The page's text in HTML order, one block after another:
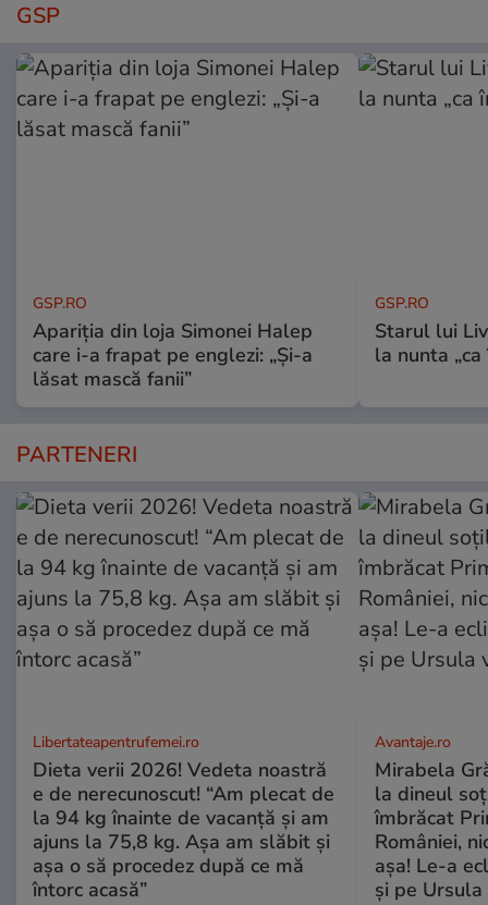
GSP
GSP.RO
Apariția din loja Simonei Halep
care i-a frapat pe englezi: „Și-a
lăsat mască fanii”
GSP.RO
Starul lui
la nunta „ca
PARTENERI
Libertateapentrufemei.ro
Dieta verii 2026! Vedeta noastră
e de nerecunoscut! “Am plecat de
la 94 kg înainte de vacanță și am
ajuns la 75,8 kg. Așa am slăbit și
așa o să procedez după ce mă
întorc acasă”
Avantaje.ro
Mirabela
la dineul
îmbrăcat
României,
așa! Le-a
și pe